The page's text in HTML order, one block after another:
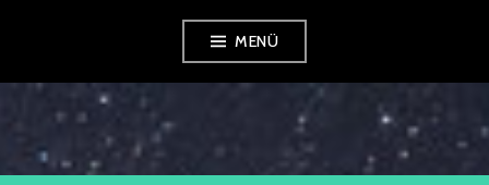
springen
MENÜ